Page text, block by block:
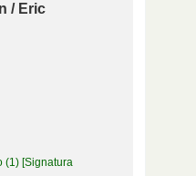
/ Eric
(1) Signatura